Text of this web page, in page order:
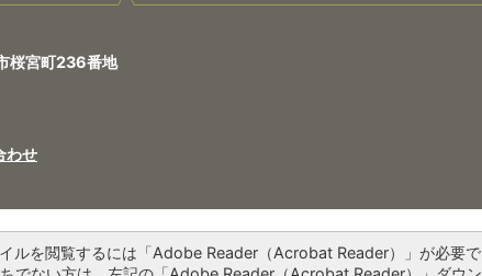
桜宮町236番地
わせ
ルを閲覧するには「Adobe Reader（Acrobat Reader）」が必要で